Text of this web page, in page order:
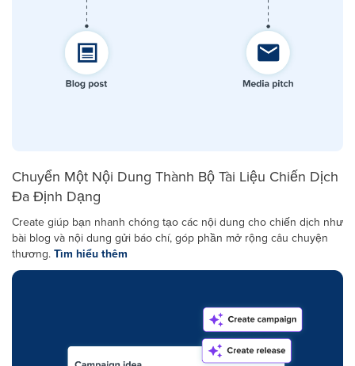
Chuyển Một Nội Dung Thành Bộ Tài Liệu Chiến Dịch
Đa Định Dạng
Create giúp bạn nhanh chóng tạo các nội dung cho chiến dịch như
bài blog và nội dung gửi báo chí, góp phần mở rộng câu chuyện
thương.Tìm hiểu thêm